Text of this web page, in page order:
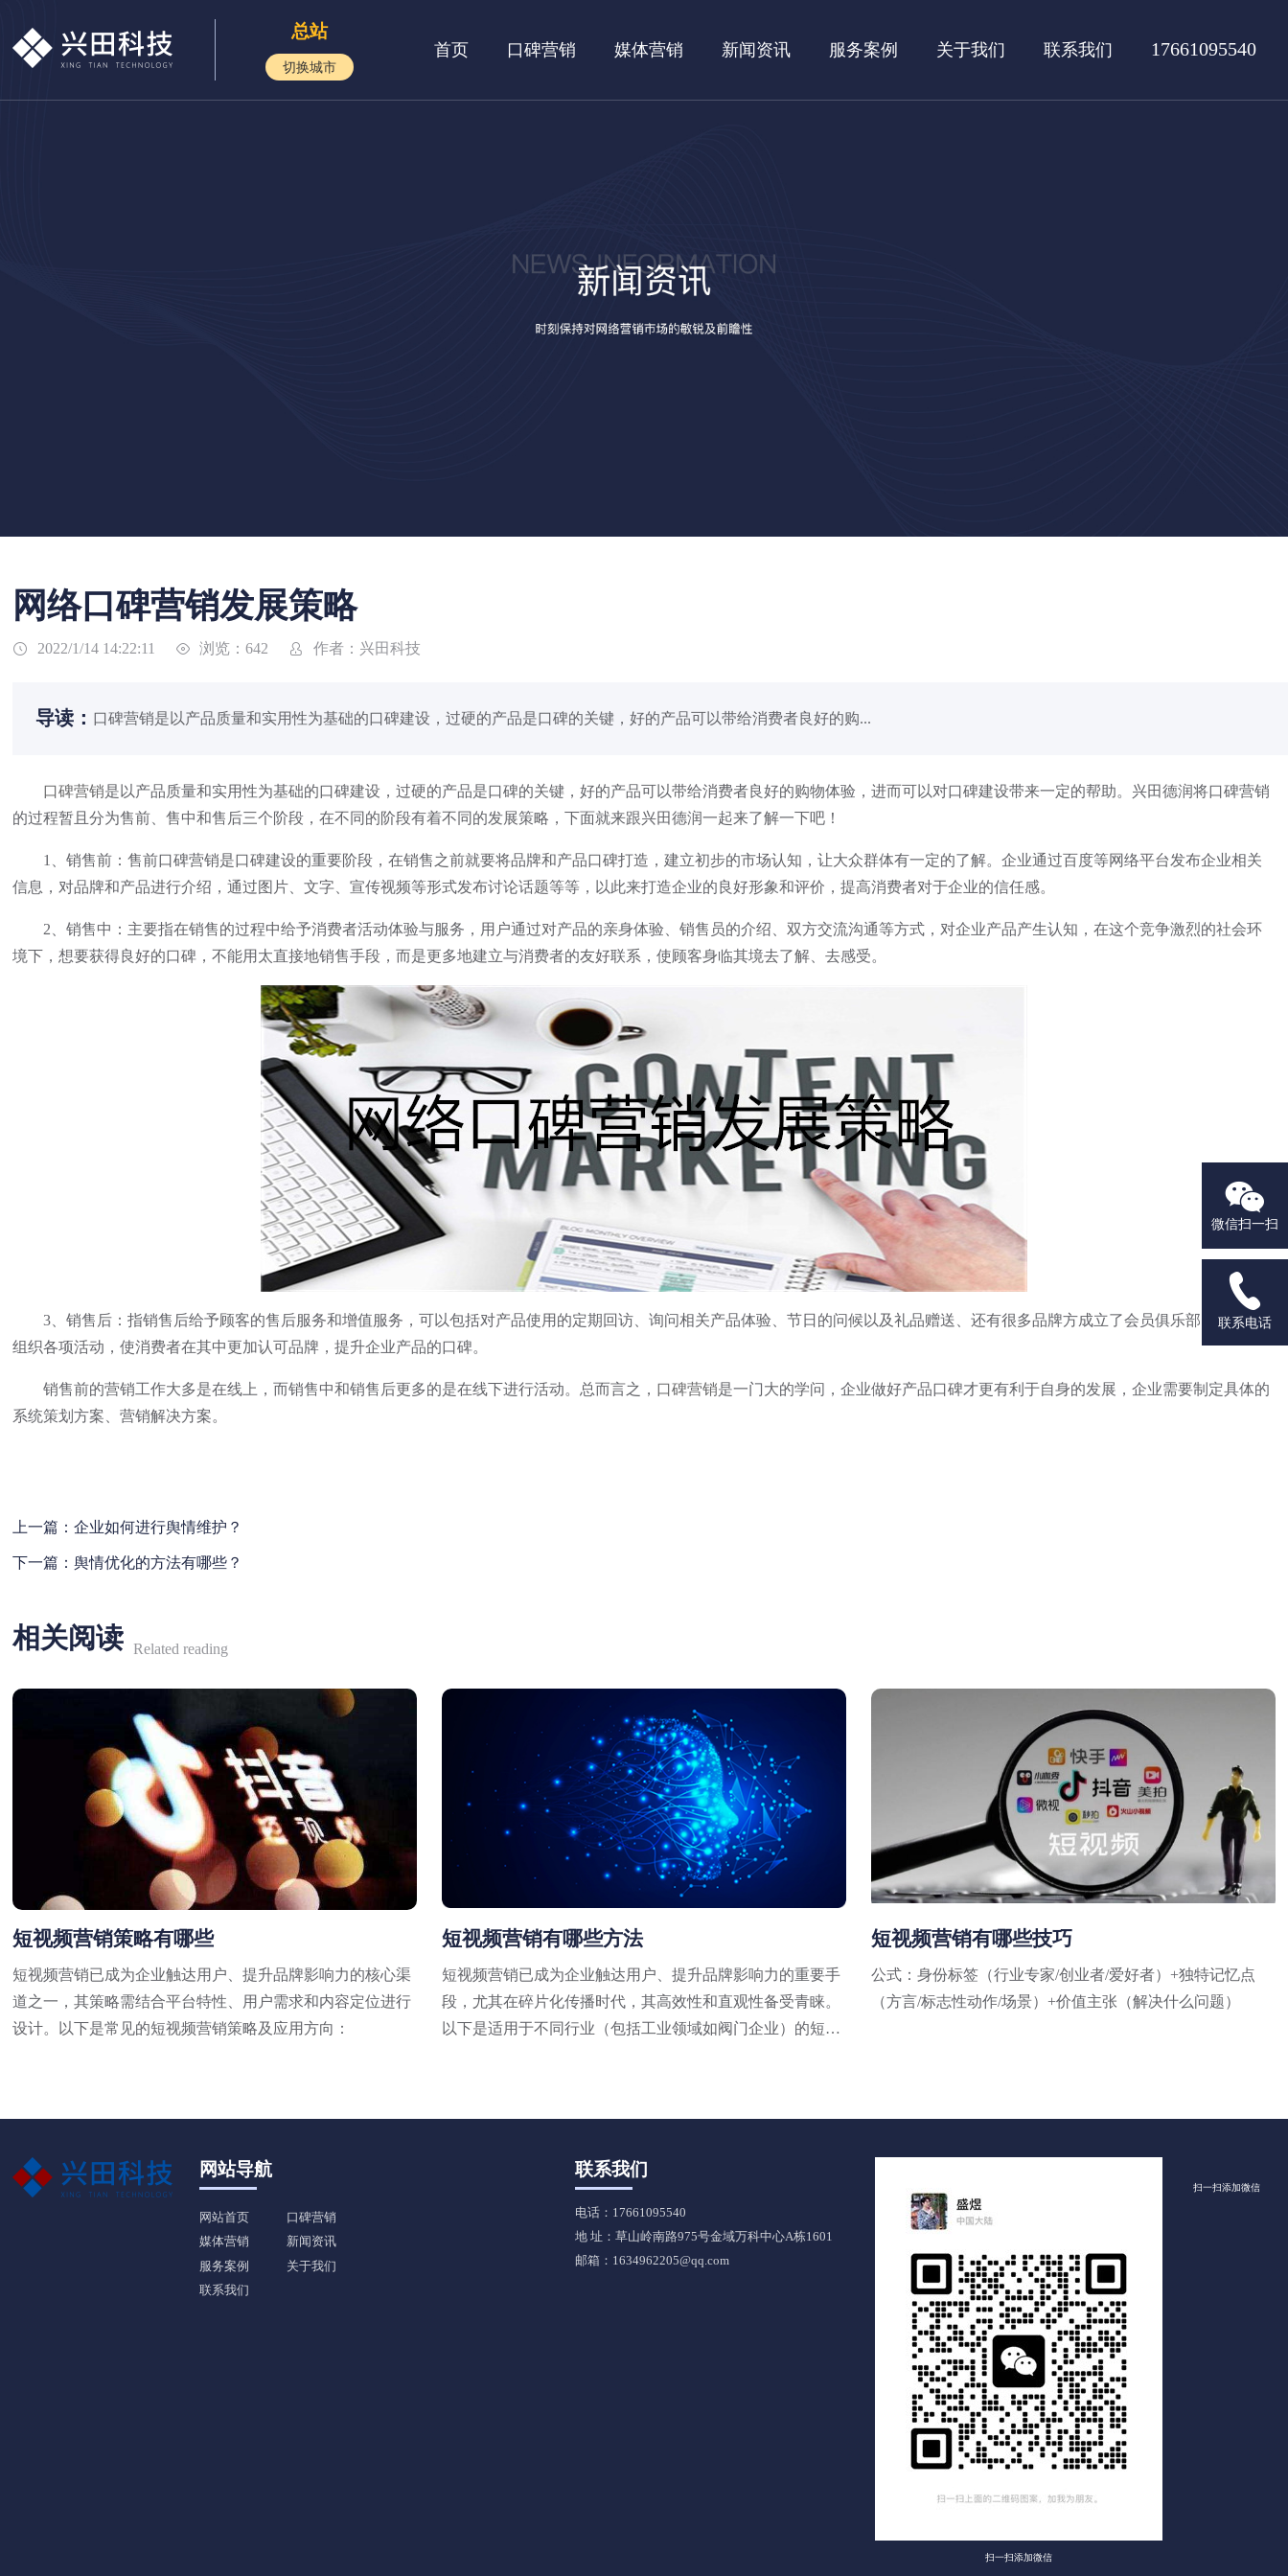
总站
切换城市
首页 口碑营销 媒体营销 新闻资讯 服务案例 关于我们 联系我们 17661095540
网络口碑营销发展策略
 2022/1/14 14:22:11  浏览：642  作者：兴田科技
导读： 口碑营销是以产品质量和实用性为基础的口碑建设，过硬的产品是口碑的关键，好的产品可以带给消费者良好的购...
口碑营销是以产品质量和实用性为基础的口碑建设，过硬的产品是口碑的关键，好的产品可以带给消费者良好的购物体验，进而可以对口碑建设带来一定的帮助。兴田德润将口碑营销
的过程暂且分为售前、售中和售后三个阶段，在不同的阶段有着不同的发展策略，下面就来跟兴田德润一起来了解一下吧！
1、销售前：售前口碑营销是口碑建设的重要阶段，在销售之前就要将品牌和产品口碑打造，建立初步的市场认知，让大众群体有一定的了解。企业通过百度等网络平台发布企业相关
信息，对品牌和产品进行介绍，通过图片、文字、宣传视频等形式发布讨论话题等等，以此来打造企业的良好形象和评价，提高消费者对于企业的信任感。
2、销售中：主要指在销售的过程中给予消费者活动体验与服务，用户通过对产品的亲身体验、销售员的介绍、双方交流沟通等方式，对企业产品产生认知，在这个竞争激烈的社会环
境下，想要获得良好的口碑，不能用太直接地销售手段，而是更多地建立与消费者的友好联系，使顾客身临其境去了解、去感受。
3、销售后：指销售后给予顾客的售后服务和增值服务，可以包括对产品使用的定期回访、询问相关产品体验、节日的问候以及礼品赠送、还有很多品牌方成立了会员俱乐部，不定期
组织各项活动，使消费者在其中更加认可品牌，提升企业产品的口碑。
销售前的营销工作大多是在线上，而销售中和销售后更多的是在线下进行活动。总而言之， 口碑营销是一门大的学问，企业做好产品口碑才更有利于自身的发展，企业需要制定具体的
系统策划方案、营销解决方案。
上一篇：企业如何进行舆情维护？
下一篇：舆情优化的方法有哪些？
相关阅读 Related reading
短视频营销策略有哪些
短视频营销已成为企业触达用户、提升品牌影响力的核心渠
道之一，其策略需结合平台特性、用户需求和内容定位进行
设计。以下是常见的短视频营销策略及应用方向：
短视频营销有哪些方法
短视频营销已成为企业触达用户、提升品牌影响力的重要手
段，尤其在碎片化传播时代，其高效性和直观性备受青睐。
以下是适用于不同行业（包括工业领域如阀门企业）的短视
短视频营销有哪些技巧
公式：身份标签（行业专家/创业者/爱好者）+独特记忆点
（方言/标志性动作/场景）+价值主张（解决什么问题）
网站导航
网站首页
口碑营销
媒体营销
新闻资讯
服务案例
关于我们
联系我们
联系我们
电话：17661095540
地 址：草山岭南路975号金域万科中心A栋1601
邮箱：1634962205@qq.com
扫一扫添加微信
扫一扫添加微信

微信扫一扫

联系电话